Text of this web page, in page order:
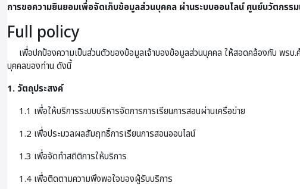
การขอความยินยอมเพื่อจัดเก็บข้อมูลส่วนบุคคล ผ่านระบบออนไลน์ศูนย์นวัตกรรม
Full policy
เพื่อปกป้องความเป็นส่วนตัวของข้อมูลเจ้าของข้อมูลส่วนบุคคล ให้สอดคล้องกับ พรบ
บุคคลของท่าน ดังนี้
1. วัตถุประสงค์
1.1 เพื่อให้บริการระบบบริหารจัดการการเรียนการสอนผ่านเครือข่าย
1.2 เพื่อประมวลผลสัมฤทธิ์การเรียนการสอนออนไลน์
1.3 เพื่อจัดทำสถิติการให้บริการ
1.4 เพื่อติดตามความพึงพอใจของผู้รับบริการ